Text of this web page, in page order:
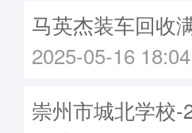
马英杰装车回收
2025-05-16
崇州市城北学校-